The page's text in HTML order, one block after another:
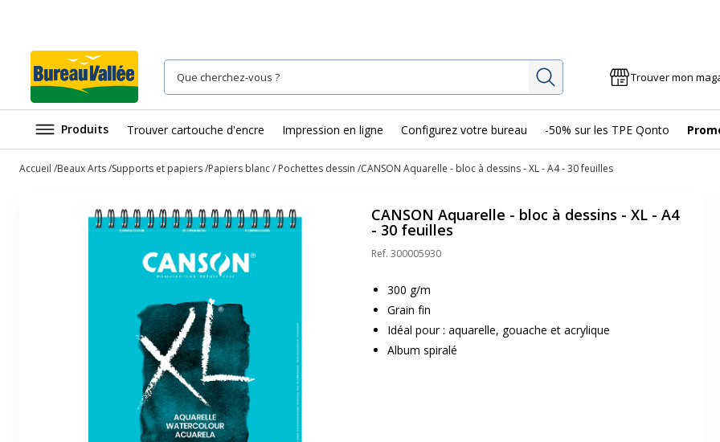
Rechercher Trouver mon
Produits Trouver cartouche d'encre Impression en ligne Configurez votre bureau -50% sur les TPE Qonto
Accueil Beaux Arts Supports et papiers Papiers blanc / Pochettes dessin CANSON Aquarelle - bloc à dessins - XL - A4 - 30 feuilles
CANSON Aquarelle - bloc à dessins - XL - A4
- 30 feuilles
Ref. 300005930
300 g/m
Grain fin
Idéal pour : aquarelle, gouache et acrylique
Album spiralé